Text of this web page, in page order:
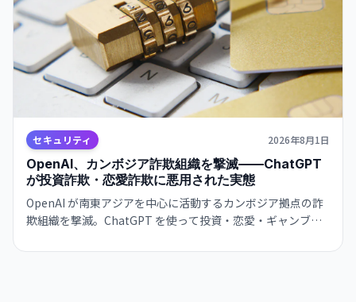
セキュリティ 2026年8月1日
OpenAI、カンボジア詐欺組織を撃滅——ChatGPT
が投資詐欺・恋愛詐欺に悪用された実態
OpenAI が南東アジアを中心に活動するカンボジア拠点の詐
欺組織を撃滅。ChatGPT を使って投資・恋愛・ギャンブル